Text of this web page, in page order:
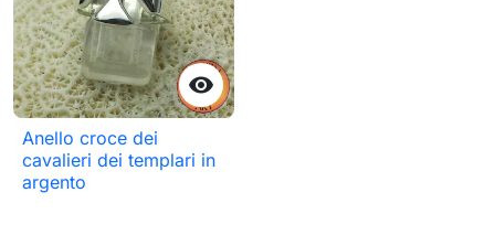

Anello croce dei
cavalieri dei templari in
argento